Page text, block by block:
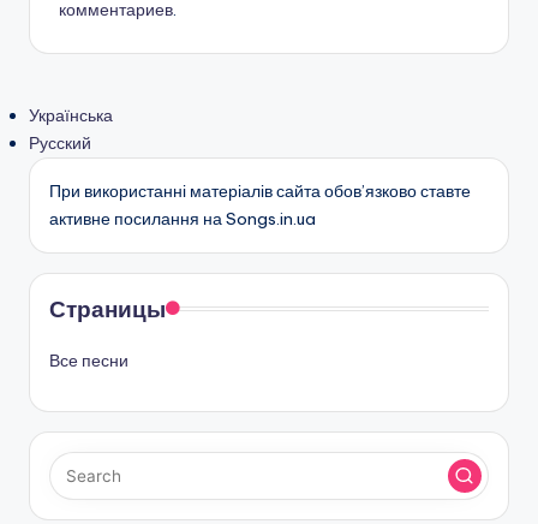
комментариев.
Українська
Русский
При використанні матеріалів сайта обов’язково ставте
активне посилання на Songs.in.ua
Страницы
Все песни